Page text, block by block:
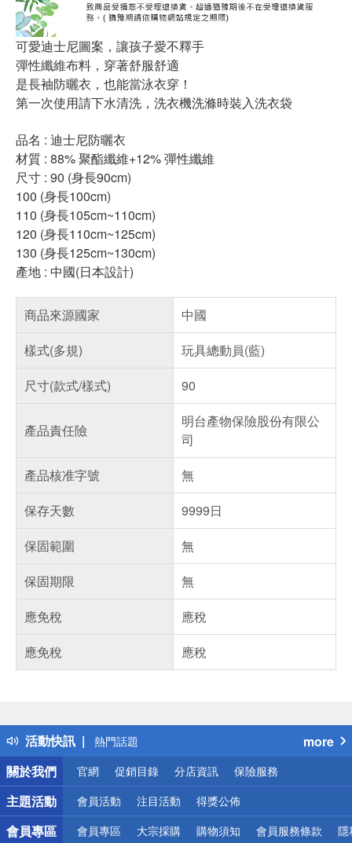
可愛迪士尼圖案，讓孩子愛不釋手
彈性纖維布料，穿著舒服舒適
是長袖防曬衣，也能當泳衣穿！
第一次使用請下水清洗，洗衣機洗滌時裝入洗衣袋
品名 : 迪士尼防曬衣
材質 : 88% 聚酯纖維+12% 彈性纖維
尺寸 : 90 (身長90cm)
100 (身長100cm)
110 (身長105cm~110cm)
120 (身長110cm~125cm)
130 (身長125cm~130cm)
產地 : 中國(日本設計)
商品來源國家
中國
樣式(多規)
玩具總動員(藍)
尺寸(款式/樣式)
90
產品責任險
明台產物保險股份有限公
司
產品核准字號
無
保存天數
9999日
保固範圍
無
保固期限
無
應免稅
應稅
應免稅
應稅
活動快訊
得獎公告
熱門話題
銀行優惠
偏遠地區配送
詐騙網頁！請小心！
more
關於我們
官網 促銷目錄 分店資訊 保險服務
主題活動 會員活動 注目活動 得獎公佈
會員專區 會員專區 大宗採購 購物須知 會員服務條款 隱